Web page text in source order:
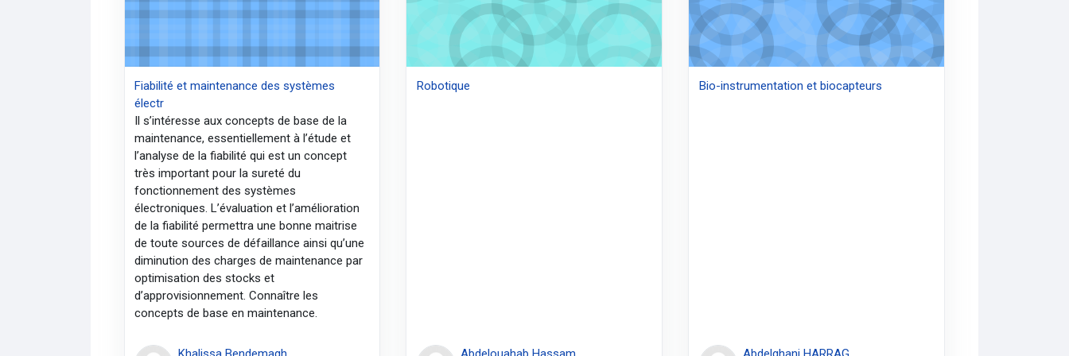
Fiabilité et maintenance des systèmes
électr
Il s’intéresse aux concepts de base de la
maintenance, essentiellement à l’étude et
l’analyse de la fiabilité qui est un concept
très important pour la sureté du
fonctionnement des systèmes
électroniques. L’évaluation et l’amélioration
de la fiabilité permettra une bonne maitrise
de toute sources de défaillance ainsi qu’une
diminution des charges de maintenance par
optimisation des stocks et
d’approvisionnement. Connaître les
concepts de base en maintenance.
Robotique Bio-instrumentation et biocapteurs